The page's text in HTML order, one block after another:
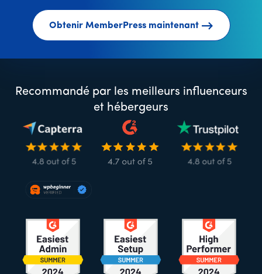
Obtenir MemberPress maintenant
Recommandé par les meilleurs influenceurs
et hébergeurs